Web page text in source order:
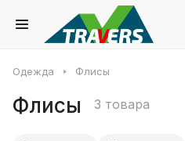
Одежда Флисы
Флисы 3 товара